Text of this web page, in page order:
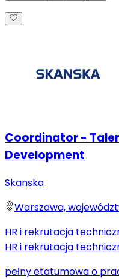
Coordinator -
Development
Skanska
Warszawa,
HR i rekrutacja
HR i rekrutacja
pełny etatumowa o